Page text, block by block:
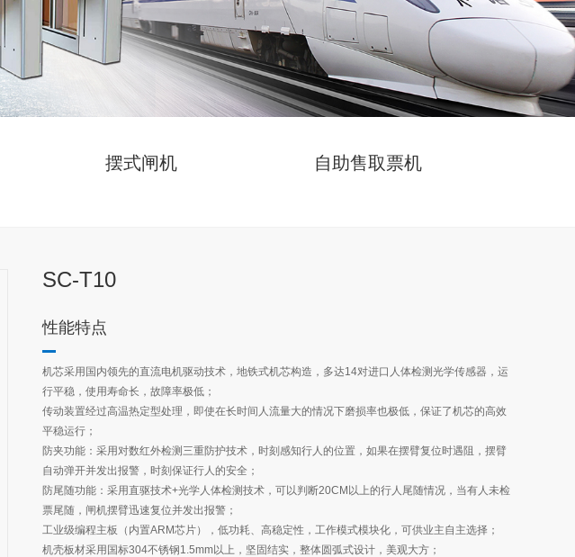
摆式闸机 自助售取票机
SC-T10
性能特点
机芯采用国内领先的直流电机驱动技术，地铁式机芯构造，多达14对进口人体检测光学传感器，运
行平稳，使用寿命长，故障率极低；
传动装置经过高温热定型处理，即使在长时间人流量大的情况下磨损率也极低，保证了机芯的高效
平稳运行；
防夹功能：采用对数红外检测三重防护技术，时刻感知行人的位置，如果在摆臂复位时遇阻，摆臂
自动弹开并发出报警，时刻保证行人的安全；
防尾随功能：采用直驱技术+光学人体检测技术，可以判断20CM以上的行人尾随情况，当有人未检
票尾随，闸机摆臂迅速复位并发出报警；
工业级编程主板（内置ARM芯片），低功耗、高稳定性，工作模式模块化，可供业主自主选择；
机壳板材采用国标304不锈钢1.5mm以上，坚固结实，整体圆弧式设计，美观大方；